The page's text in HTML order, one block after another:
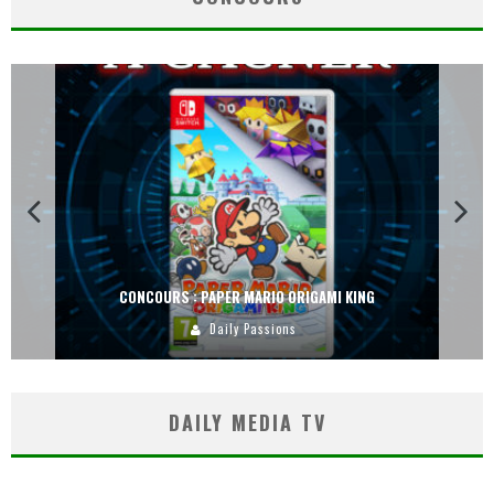
CONCOURS : PAPER MARIO ORIGAMI KING
Daily Passions
DAILY MEDIA TV